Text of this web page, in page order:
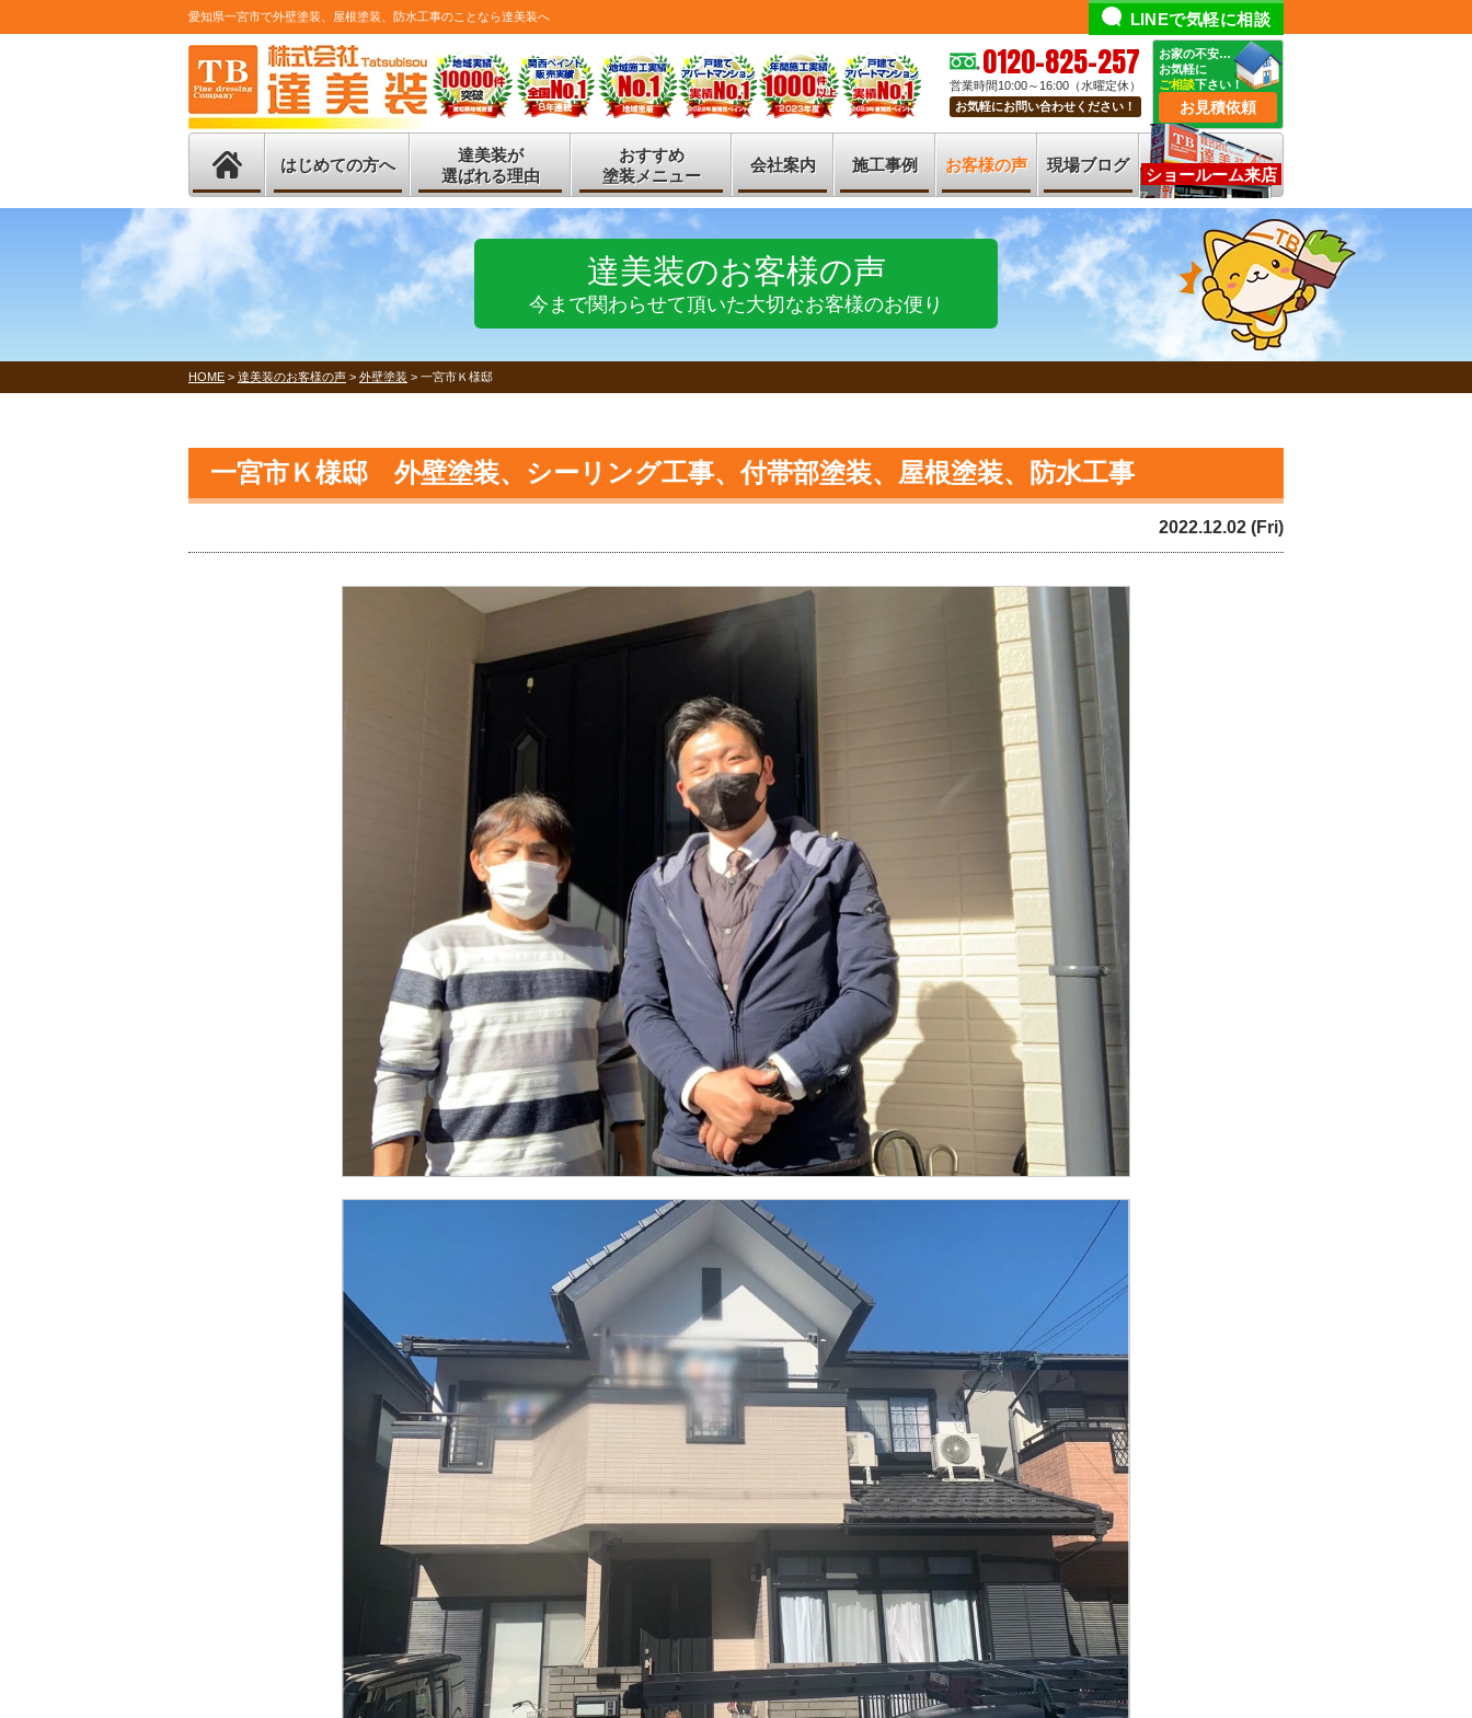
愛知県一宮市で外壁塗装、屋根塗装、防水工事のことなら達美装へ LINEで気軽に相談
0120-825-257
営業時間10:00～16:00（水曜定休）
お気軽にお問い合わせください！
お家の不安…
お気軽に
ご相談下さい！
お見積依頼
はじめての方へ
達美装が
選ばれる理由
おすすめ
塗装メニュー
会社案内 施工事例 お客様の声 現場ブログ
ショールーム来店
達美装のお客様の声
今まで関わらせて頂いた大切なお客様のお便り
HOME > 達美装のお客様の声 > 外壁塗装 > 一宮市Ｋ様邸
一宮市Ｋ様邸 外壁塗装、シーリング工事、付帯部塗装、屋根塗装、防水工事
2022.12.02 (Fri)